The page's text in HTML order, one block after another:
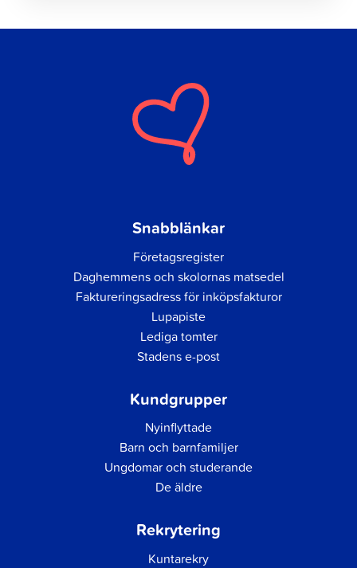
Snabblänkar
Företagsregister
Daghemmens och skolornas matsedel
Faktureringsadress för inköpsfakturor
Lupapiste
Lediga tomter
Stadens e-post
Kundgrupper
Nyinflyttade
Barn och barnfamiljer
Ungdomar och studerande
De äldre
Rekrytering
Kuntarekry